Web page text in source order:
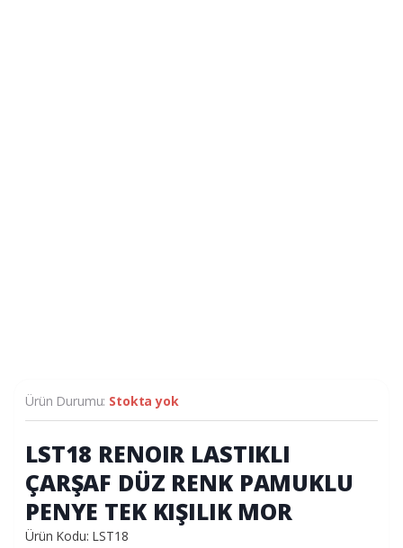
Ürün Durumu: Stokta yok
LST18 RENOIR LASTIKLI
ÇARŞAF DÜZ RENK PAMUKLU
PENYE TEK KIŞILIK MOR
Ürün Kodu: LST18